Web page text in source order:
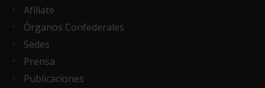
Afíliate
Órganos Confederales
Sedes
Prensa
Publicaciones